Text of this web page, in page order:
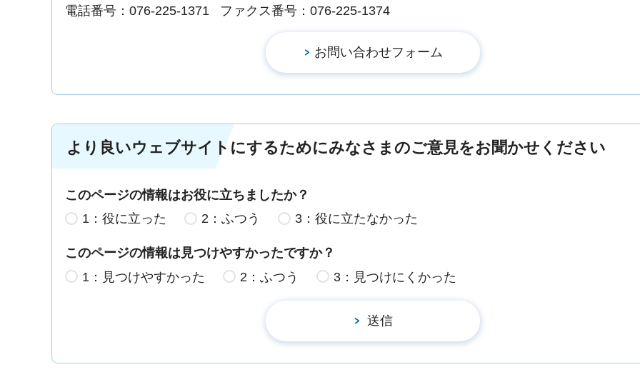
電話番号：076-225-1371
ファクス番号：076-225-1374
より良いウェブサイトにするためにみなさまのご意見をお聞かせください
このページの情報はお役に立ちましたか？
1：役に立った
2：ふつう 3：役に立たなかった
このページの情報は見つけやすかったですか？
1：見つけやすかった
2：ふつう 3：見つけにくかった